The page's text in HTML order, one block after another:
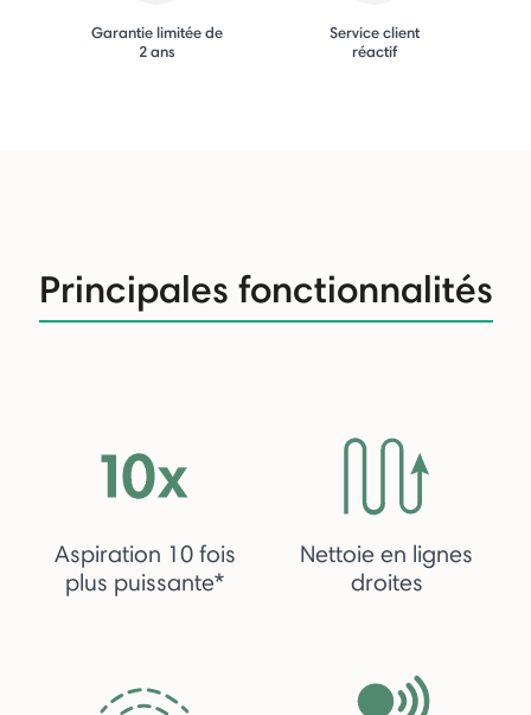
Garantie limitée de
2 ans
Service client
réactif
Principales fonctionnalités
Aspiration 10 fois
plus puissante*
Nettoie en lignes
droites